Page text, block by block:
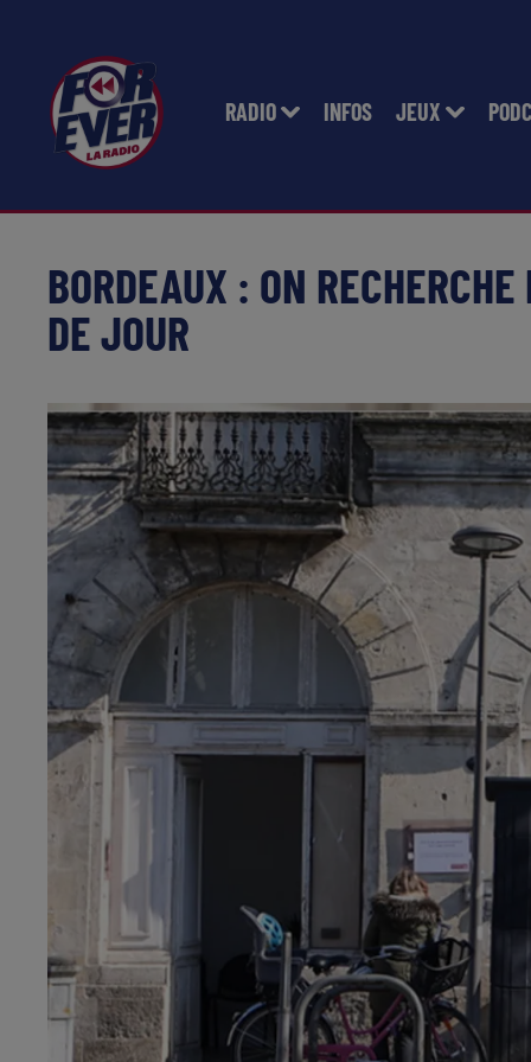
RADIO INFOS JEUX
BORDEAUX : ON
DE JOUR